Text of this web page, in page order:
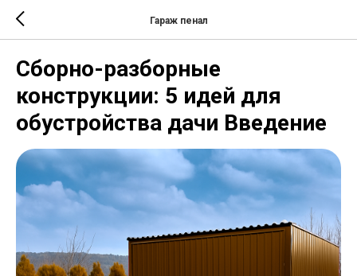
Гараж пенал
Сборно-разборные
конструкции: 5 идей для
обустройства дачи Введение